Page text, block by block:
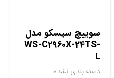
سوييچ سيسکو مدل
WS-C2960X-24TS-
L
دسته-بندی-نشده